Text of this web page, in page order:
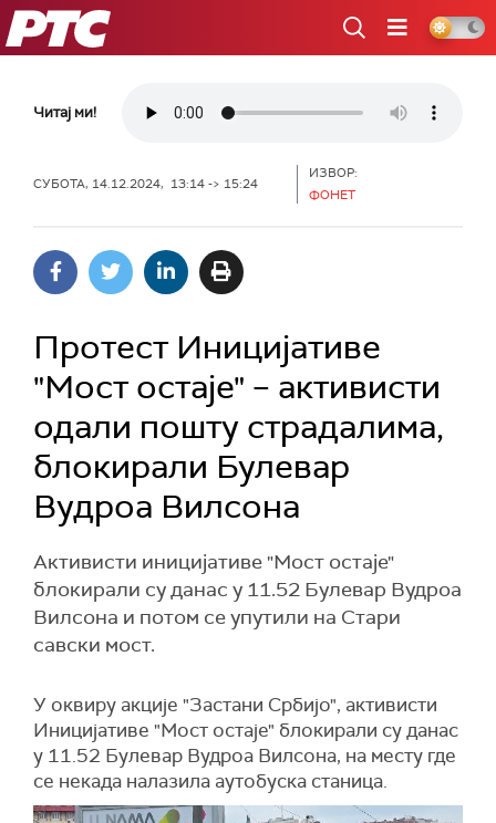
РТС
Читај ми!
СУБОТА, 14.12.2024, 13:14 -> 15:24
ИЗВОР:
ФОНЕТ
Протест Иницијативе
"Мост остаје" – активисти
одали пошту страдалима,
блокирали Булевар
Вудроа Вилсона
Активисти иницијативе "Мост остаје"
блокирали су данас у 11.52 Булевар Вудроа
Вилсона и потом се упутили на Стари
савски мост.
У оквиру акције "Застани Србијо", активисти
Иницијативе "Мост остаје" блокирали су данас
у 11.52 Булевар Вудроа Вилсона, на месту где
се некада налазила аутобуска станица.